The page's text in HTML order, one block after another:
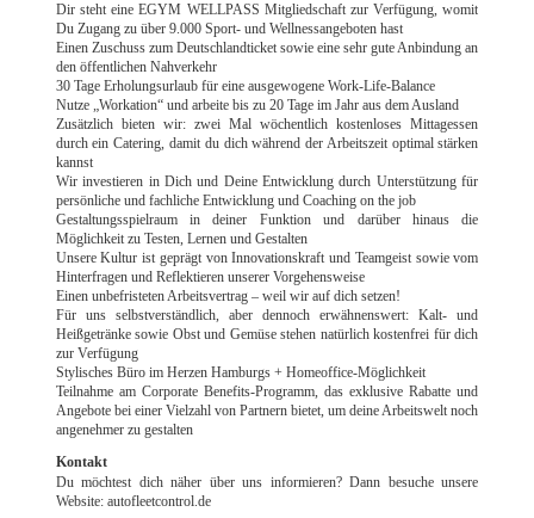
Dir steht eine EGYM WELLPASS Mitgliedschaft zur Verfügung, womit
Du Zugang zu über 9.000 Sport- und Wellnessangeboten hast
Einen Zuschuss zum Deutschlandticket sowie eine sehr gute Anbindung an
den öffentlichen Nahverkehr
30 Tage Erholungsurlaub für eine ausgewogene Work-Life-Balance
Nutze „Workation“ und arbeite bis zu 20 Tage im Jahr aus dem Ausland
Zusätzlich bieten wir: zwei Mal wöchentlich kostenloses Mittagessen
durch ein Catering, damit du dich während der Arbeitszeit optimal stärken
kannst
Wir investieren in Dich und Deine Entwicklung durch Unterstützung für
persönliche und fachliche Entwicklung und Coaching on the job
Gestaltungsspielraum in deiner Funktion und darüber hinaus die
Möglichkeit zu Testen, Lernen und Gestalten
Unsere Kultur ist geprägt von Innovationskraft und Teamgeist sowie vom
Hinterfragen und Reflektieren unserer Vorgehensweise
Einen unbefristeten Arbeitsvertrag – weil wir auf dich setzen!
Für uns selbstverständlich, aber dennoch erwähnenswert: Kalt- und
Heißgetränke sowie Obst und Gemüse stehen natürlich kostenfrei für dich
zur Verfügung
Stylisches Büro im Herzen Hamburgs + Homeoffice-Möglichkeit
Teilnahme am Corporate Benefits-Programm, das exklusive Rabatte und
Angebote bei einer Vielzahl von Partnern bietet, um deine Arbeitswelt noch
angenehmer zu gestalten
Kontakt
Du möchtest dich näher über uns informieren? Dann besuche unsere
Website: autofleetcontrol.de